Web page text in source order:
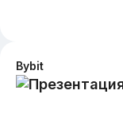
Bybit